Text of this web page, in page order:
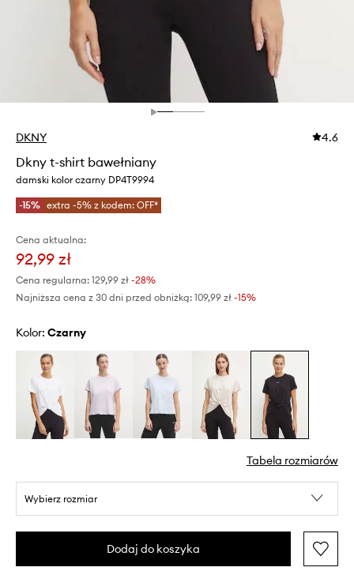
DKNY 4.6
Dkny t-shirt bawełniany
damski kolor czarny DP4T9994
-15% extra -5% z kodem: OFF*
Cena aktualna:
92,99 zł
Cena regularna: 129,99 zł -28%
Najniższa cena z 30 dni przed obniżką: 109,99 zł -15%
Kolor: czarny
Tabela rozmiarów
Wybierz rozmiar
Dodaj do koszyka